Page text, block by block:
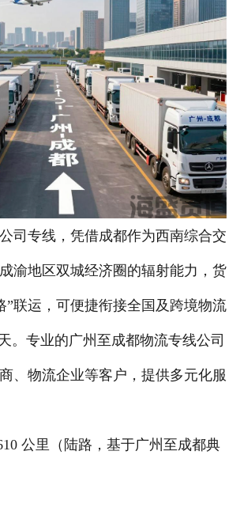
司专线，凭借成都作为西南综合交
渝地区双城经济圈的辐射能力，货
”联运，可便捷衔接全国及跨境物流
。专业的广州至成都物流专线公司
、物流企业等客户，提供多元化服
公里（陆路，基于广州至成都典